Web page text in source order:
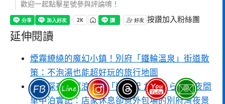
歡迎一起點擊星號參與評論唷！
按讚加入粉絲團
延伸閱讀
煙霧繚繞的魔幻小鎮！別府「鐵輪溫泉」街道散
策：不泡湯也能超好玩的旅行地圖
大分深夜自駕浪漫！「道の駅 たのうらら」夜間
車中泊實記：店家休息卻意外包場的別府灣夜景